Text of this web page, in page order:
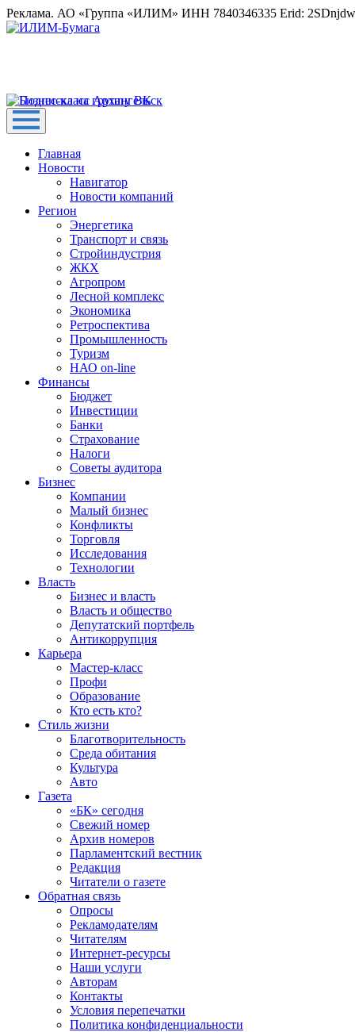
Реклама. АО «Группа «ИЛИМ» ИНН 7840346335 Erid:
Главная
Новости
Навигатор
Новости компаний
Регион
Энергетика
Транспорт и связь
Стройиндустрия
ЖКХ
Агропром
Лесной комплекс
Экономика
Ретроспектива
Промышленность
Туризм
НАО on-line
Финансы
Бюджет
Инвестиции
Банки
Страхование
Налоги
Советы аудитора
Бизнес
Компании
Малый бизнес
Конфликты
Торговля
Исследования
Технологии
Власть
Бизнес и власть
Власть и общество
Депутатский портфель
Антикоррупция
Карьера
Мастер-класс
Профи
Образование
Кто есть кто?
Стиль жизни
Благотворительность
Среда обитания
Культура
Авто
Газета
«БК» сегодня
Свежий номер
Архив номеров
Парламентский вестник
Редакция
Читатели о газете
Обратная связь
Опросы
Рекламодателям
Читателям
Интернет-ресурсы
Наши услуги
Авторам
Контакты
Условия перепечатки
Политика конфиденциальности